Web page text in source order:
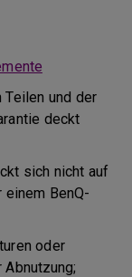
Teilen und der
deckt
sich nicht auf
einem BenQ-
oder